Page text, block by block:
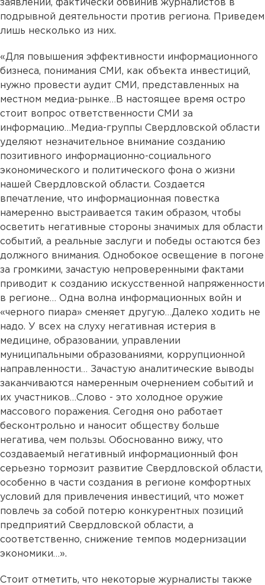
заявлений, фактически обвинив журналистов в
подрывной деятельности против региона. Приведем
лишь несколько из них.
«Для повышения эффективности информационного
бизнеса, понимания СМИ, как объекта инвестиций,
нужно провести аудит СМИ, представленных на
местном медиа-рынке…В настоящее время остро
стоит вопрос ответственности СМИ за
информацию…Медиа-группы Свердловской области
уделяют незначительное внимание созданию
позитивного информационно-социального
экономического и политического фона о жизни
нашей Свердловской области. Создается
впечатление, что информационная повестка
намеренно выстраивается таким образом, чтобы
осветить негативные стороны значимых для области
событий, а реальные заслуги и победы остаются без
должного внимания. Однобокое освещение в погоне
за громкими, зачастую непроверенными фактами
приводит к созданию искусственной напряженности
в регионе… Одна волна информационных войн и
«черного пиара» сменяет другую…Далеко ходить не
надо. У всех на слуху негативная истерия в
медицине, образовании, управлении
муниципальными образованиями, коррупционной
направленности… Зачастую аналитические выводы
заканчиваются намеренным очернением событий и
их участников…Слово - это холодное оружие
массового поражения. Сегодня оно работает
бесконтрольно и наносит обществу больше
негатива, чем пользы. Обоснованно вижу, что
создаваемый негативный информационный фон
серьезно тормозит развитие Свердловской области,
особенно в части создания в регионе комфортных
условий для привлечения инвестиций, что может
повлечь за собой потерю конкурентных позиций
предприятий Свердловской области, а
соответственно, снижение темпов модернизации
экономики…».
Стоит отметить, что некоторые журналисты также